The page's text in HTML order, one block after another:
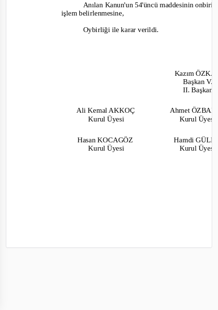
Anılan Kanun'un 54'üncü maddesinin
işlem belirlenmesine,
Oybirliği ile karar verildi.
Kazım
Başkan V.
II. Başkan
Ali Kemal AKKOÇ
Kurul Üyesi
Ahmet
Kurul
HasanKOCAGÖZ
Hamdi
Kurul
Kurul Üyesi